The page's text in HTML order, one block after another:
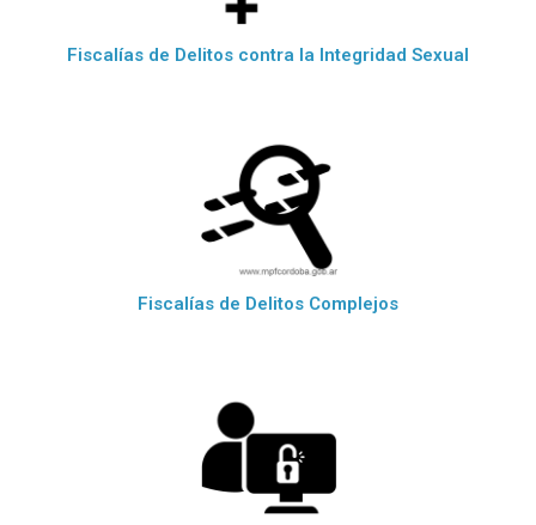
Fiscalías de Delitos contra la Integridad Sexual
Fiscalías de Delitos Complejos